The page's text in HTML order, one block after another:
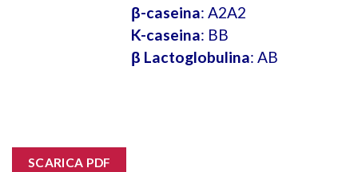
β-caseina: A2A2
K-caseina: BB
β Lactoglobulina: AB
SCARICA PDF